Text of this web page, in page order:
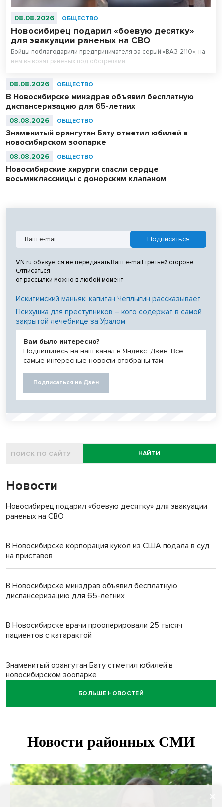
08.08.2026 ОБЩЕСТВО
Новосибирец подарил «боевую десятку»
для эвакуации раненых на СВО
Бойцы поблагодарили предпринимателя за серый «ВАЗ-2110», на
нем вывозят раненых под обстрелами.
08.08.2026 ОБЩЕСТВО
В Новосибирске минздрав объявил бесплатную
диспансеризацию для 65-летних
08.08.2026 ОБЩЕСТВО
Знаменитый орангутан Бату отметил юбилей в
новосибирском зоопарке
08.08.2026 ОБЩЕСТВО
Новосибирские хирурги спасли сердце
восьмиклассницы с донорским клапаном
VN.ru обязуется не передавать Ваш e-mail третьей стороне.
Отписаться
от рассылки можно в любой момент
Искитимский маньяк: капитан Чеплыгин рассказывает
Психушка для преступников – кого содержат в самой
закрытой лечебнице за Уралом
Вам было интересно?
Подпишитесь на наш канал в Яндекс. Дзен. Все
самые интересные новости отобраны там.
Подписаться на Дзен
НАЙТИ
Новости
Новосибирец подарил «боевую десятку» для эвакуации
раненых на СВО
В Новосибирске корпорация кукол из США подала в суд
на приставов
В Новосибирске минздрав объявил бесплатную
диспансеризацию для 65-летних
В Новосибирске врачи прооперировали 25 тысяч
пациентов с катарактой
Знаменитый орангутан Бату отметил юбилей в
новосибирском зоопарке
Новосибирские хирурги спасли сердце восьмиклассницы
Более тысячи новосибирцев открыли День
Губернатор Андрей Травников подравил новосибирцев с
БОЛЬШЕ НОВОСТЕЙ